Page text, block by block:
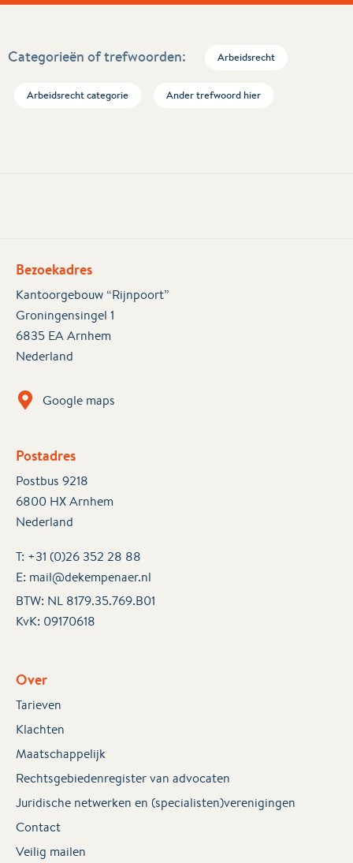
Categorieën of trefwoorden: Arbeidsrecht
Arbeidsrecht categorie Ander trefwoord hier
Bezoekadres
Kantoorgebouw “Rijnpoort”
Groningensingel 1
6835 EA Arnhem
Nederland
Google maps
Postadres
Postbus 9218
6800 HX Arnhem
Nederland
T: +31 (0)26 352 28 88
E: mail@dekempenaer.nl
BTW: NL 8179.35.769.B01
KvK: 09170618
Over
Tarieven
Klachten
Maatschappelijk
Rechtsgebiedenregister van advocaten
Juridische netwerken en (specialisten)verenigingen
Contact
Veilig mailen